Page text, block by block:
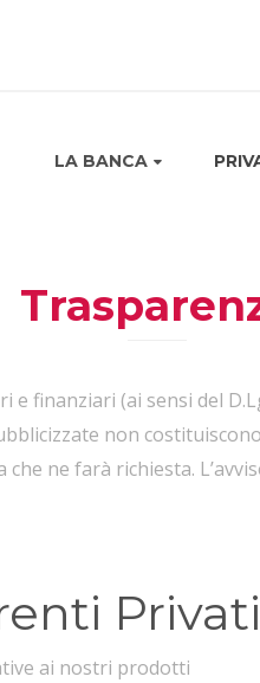
LA BANCA
finanziari (ai sensi del
non
ne farà richiesta.
Privati
ai nostri prodotti